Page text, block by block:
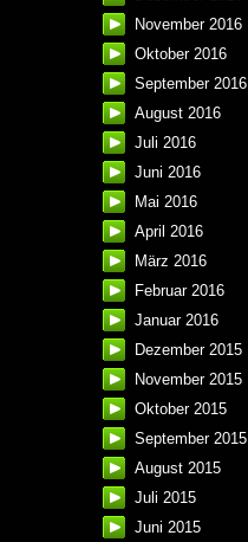
November 2016
Oktober 2016
September 2016
August 2016
Juli 2016
Juni 2016
Mai 2016
April 2016
März 2016
Februar 2016
Januar 2016
Dezember 2015
November 2015
Oktober 2015
September 2015
August 2015
Juli 2015
Juni 2015